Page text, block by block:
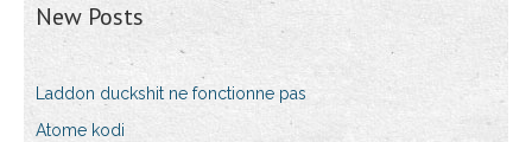
New Posts
Laddon duckshit ne fonctionne pas
Atome kodi